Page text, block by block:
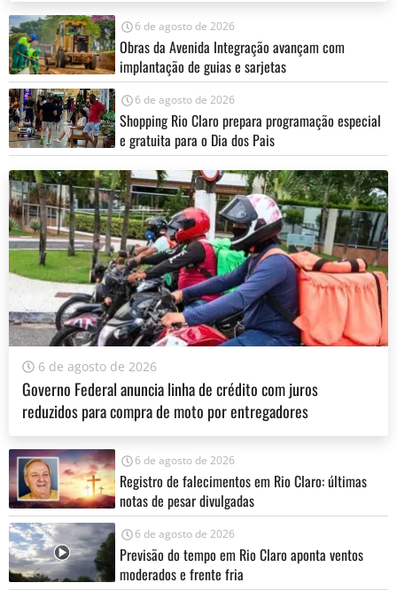
6 de agosto de 2026
Obras da Avenida Integração avançam com
implantação de guias e sarjetas
6 de agosto de 2026
Shopping Rio Claro prepara programação especial
e gratuita para o Dia dos Pais
6 de agosto de 2026
Governo Federal anuncia linha de crédito com juros
reduzidos para compra de moto por entregadores
6 de agosto de 2026
Registro de falecimentos em Rio Claro: últimas
notas de pesar divulgadas
6 de agosto de 2026
Previsão do tempo em Rio Claro aponta ventos
moderados e frente fria